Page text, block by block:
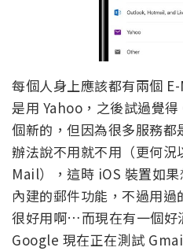
每個人身上應該都有兩個
是用 Yahoo，之後試過覺
個新的，但因為很多服務都
辦法說不用就不用（更何況
Mail），這時 iOS 裝置如
內建的郵件功能，不過用
很好用啊…而現在有一個好
Google 現在正在測試